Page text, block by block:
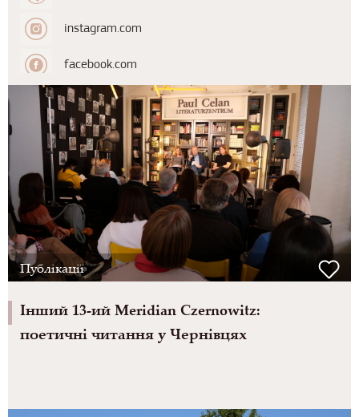
instagram.com
facebook.com
Публікації
Інший 13-ий Meridian Czernowitz:
поетичні читання у Чернівцях